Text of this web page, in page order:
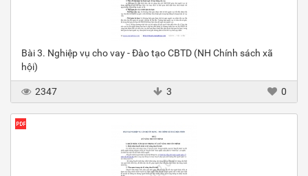
Bài 3. Nghiệp vụ cho vay - Đào tạo CBTD (NH Chính sách xã
hội)
2347 3 0